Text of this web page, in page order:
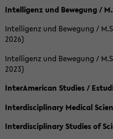
Intelligenz und Bewegung /
Intelligenz und Bewegung /
2026)
Intelligenz und Bewegung /
2023)
InterAmerican Studies /
Interdisciplinary Medical
Interdisciplinary Studies of